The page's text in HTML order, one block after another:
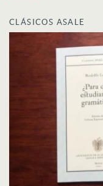
CLÁSICOS ASALE